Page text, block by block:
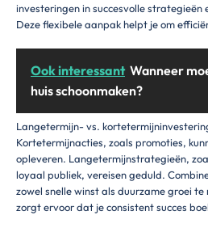
investeringen in succesvolle
Deze flexibele aanpak helpt je om
Ook interessant Wanneer
huis schoonmaken?
Langetermijn- vs.
Kortetermijnacties, zoals promoties,
opleveren. Langetermijnstrategieën,
loyaal publiek, vereisen geduld.
zowel snelle winst als duurzame groei
zorgt ervoor dat je consistent succes